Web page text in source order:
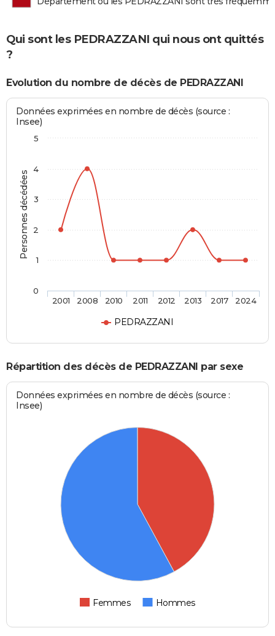
Qui sont les PEDRAZZANI qui nous ont quittés
?
Evolution du nombre de décès de PEDRAZZANI
Personnes décédées
Données exprimées en nombre de décès (source :
Insee)
PEDRAZZANI
2001 2008 2010 2011 2012 2013 2017 2024
0
1
2
3
4
5
Répartition des décès de PEDRAZZANI par sexe
Données exprimées en nombre de décès (source :
Insee)
Femmes Hommes